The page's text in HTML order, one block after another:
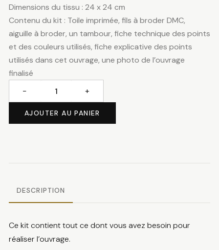
Dimensions du tissu : 24 x 24 cm
Contenu du kit : Toile imprimée, fils à broder DMC,
aiguille à broder, un tambour, fiche technique des points
et des couleurs utilisés, fiche explicative des points
utilisés dans cet ouvrage, une photo de l’ouvrage
finalisé
Chambre
− +
AJOUTER AU PANIER
DESCRIPTION
Ce kit contient tout ce dont vous avez besoin pour
réaliser l’ouvrage.